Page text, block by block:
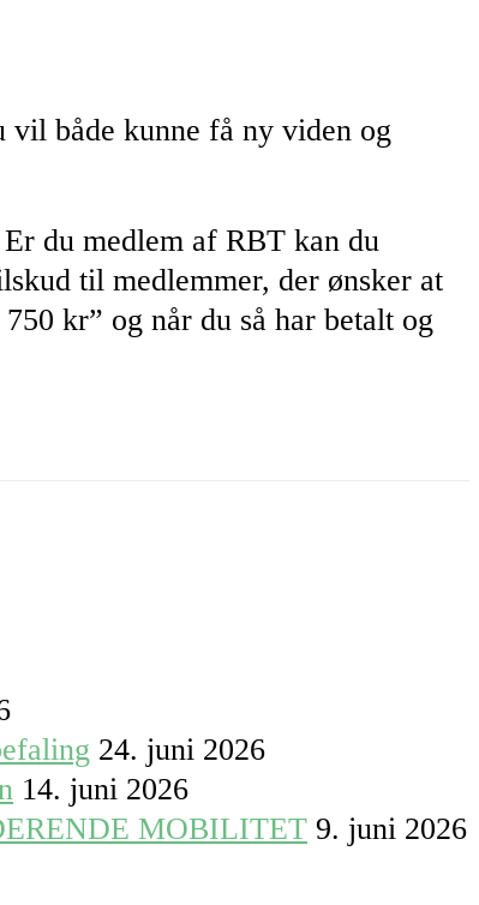
vil både kunne få ny viden og
du medlem af RBT kan du
til medlemmer, der ønsker at
kr” og når du så har betalt og
24. juni 2026
14. juni 2026
MOBILITET 9. juni 2026